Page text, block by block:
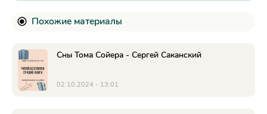
Похожие материалы
Сны Тома Сойера - Сергей Саканский
02.10.2024 - 13:01